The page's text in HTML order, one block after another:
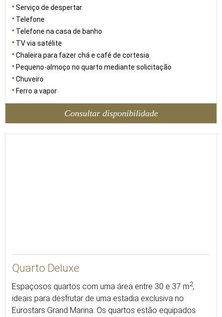
Serviço de despertar
Telefone
Telefone na casa de banho
TV via satélite
Chaleira para fazer chá e café de cortesia
Pequeno-almoço no quarto mediante solicitação
Chuveiro
Ferro a vapor
Consultar disponibilidade
Quarto Deluxe
Espaçosos quartos com uma área entre 30 e 37 m2,
ideais para desfrutar de uma estadia exclusiva no
Eurostars Grand Marina. Os quartos estão equipados